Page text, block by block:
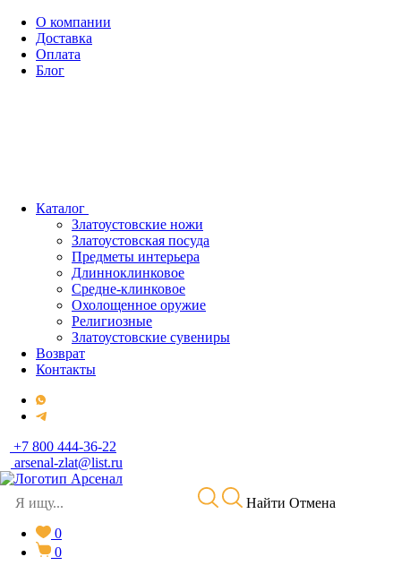
О компании
Доставка
Оплата
Блог
Каталог
Златоустовские ножи
Златоустовская посуда
Предметы интерьера
Длинноклинковое
Средне-клинковое
Охолощенное оружие
Религиозные
Златоустовские сувениры
Возврат
Контакты
+7 800 444-36-22
arsenal-zlat@list.ru
Найти Отмена
0
0